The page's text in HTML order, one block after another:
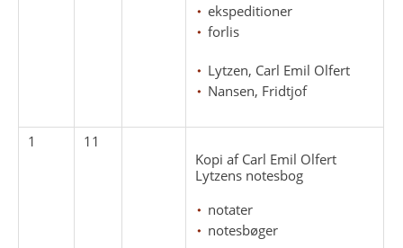
ekspeditioner
forlis
Lytzen, Carl Emil Olfert
Nansen, Fridtjof
1
11
Kopi af Carl Emil Olfert
Lytzens notesbog
notater
notesbøger